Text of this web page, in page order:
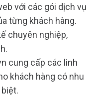
với các gói dịch vụ
từng khách hàng.
chuyên nghiệp,
cung cấp các linh
khách hàng có nhu